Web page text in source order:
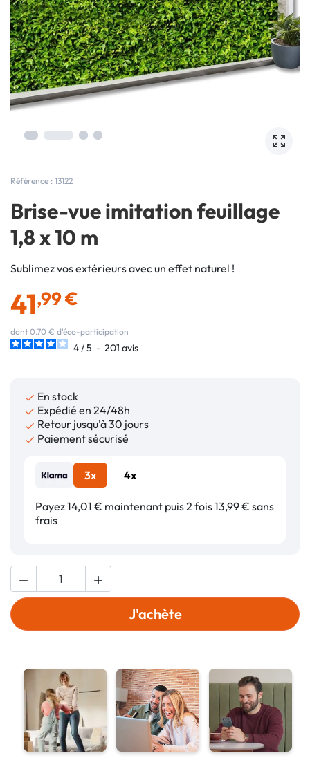
Référence : 13122
Brise-vue imitation feuillage
1,8 x 10 m
Sublimez vos extérieurs avec un effet naturel !
41,99 €
dont 0.70 € d'éco-participation
4/5 - 201 avis
 En stock
 Expédié en 24/48h
 Retour jusqu'à 30 jours
 Paiement sécurisé
3x 4x
Payez 14,01 € maintenant puis 2 fois 13,99 € sans
frais
 
J'achète